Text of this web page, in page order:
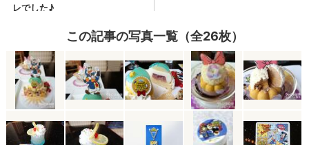
この記事の写真一覧（全26枚）